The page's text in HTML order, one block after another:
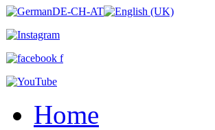
Home